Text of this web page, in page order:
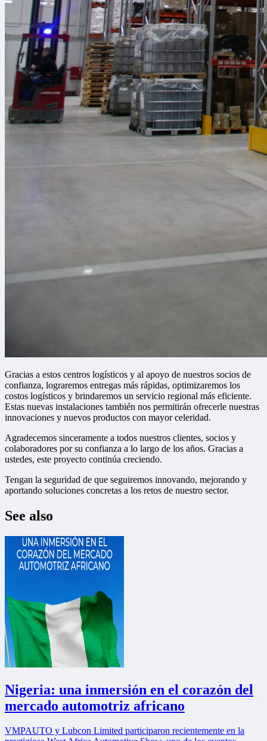
Gracias a estos centros logísticos y al apoyo de nuestros socios de
confianza, lograremos entregas más rápidas, optimizaremos los
costos logísticos y brindaremos un servicio regional más eficiente.
Estas nuevas instalaciones también nos permitirán ofrecerle nuestras
innovaciones y nuevos productos con mayor celeridad.
Agradecemos sinceramente a todos nuestros clientes, socios y
colaboradores por su confianza a lo largo de los años. Gracias a
ustedes, este proyecto continúa creciendo.
Tengan la seguridad de que seguiremos innovando, mejorando y
aportando soluciones concretas a los retos de nuestro sector.
See also
Nigeria: una inmersión en el corazón del
mercado automotriz africano
VMPAUTO y Lubcon Limited participaron recientemente en la